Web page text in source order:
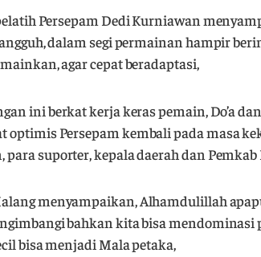
Persepam Dedi Kurniawan
dalam segi permainan hampir
agar cepat beradaptasi,
ini berkat kerja keras pemain, Do’a
optimis Persepam kembali pada masa
suporter, kepala daerah dan Pemkab
menyampaikan, Alhamdulillah
bahkan kita bisa
bisa menjadi Mala petaka,